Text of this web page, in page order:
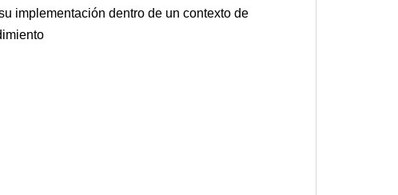
implementación dentro de un contexto de